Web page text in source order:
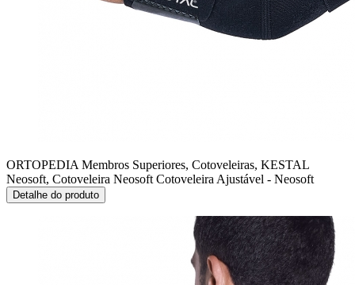
ORTOPEDIA Membros Superiores, Cotoveleiras, KESTAL
Neosoft, Cotoveleira NeosoftCotoveleira Ajustável - Neosoft
Detalhe do produto